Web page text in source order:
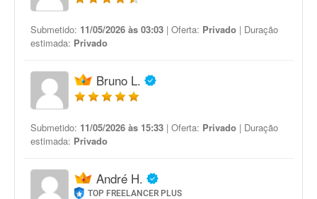
Submetido: 11/05/2026 às 03:03 | Oferta: Privado | Duração
estimada: Privado
Bruno L.
Submetido: 11/05/2026 às 15:33 | Oferta: Privado | Duração
estimada: Privado
André H.
TOP FREELANCER PLUS